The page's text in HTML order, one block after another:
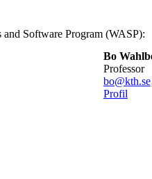
Software Program (WASP):
Bo
professor
bo@kth.se
Profil